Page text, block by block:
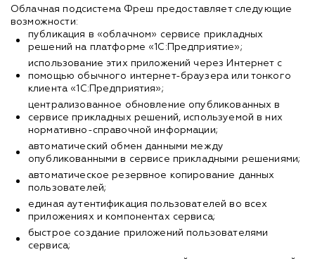
Облачная подсистема Фреш предоставляет следующие
возможности:
публикация в «облачном» сервисе прикладных
решений на платформе «1С:Предприятие»;
использование этих приложений через Интернет с
помощью обычного интернет-браузера или тонкого
клиента «1С:Предприятия»;
централизованное обновление опубликованных в
сервисе прикладных решений, используемой в них
нормативно-справочной информации;
автоматический обмен данными между
опубликованными в сервисе прикладными решениями;
автоматическое резервное копирование данных
пользователей;
единая аутентификация пользователей во всех
приложениях и компонентах сервиса;
быстрое создание приложений пользователями
сервиса;